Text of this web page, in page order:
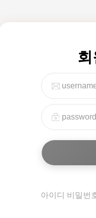
아이디 비밀번